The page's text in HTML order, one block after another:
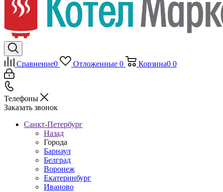
Сравнение0 Отложенные 0 Корзина0 0
Телефоны
Заказать звонок
Санкт-Петербург
Назад
Города
Барнаул
Белград
Воронеж
Екатеринбург
Иваново